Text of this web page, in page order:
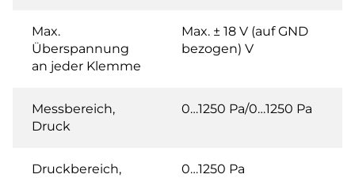
Max.
Überspannung
an jeder Klemme
Max. ± 18 V (auf GND
bezogen) V
Messbereich,
Druck
0…1250 Pa/0…1250 Pa
Druckbereich,
0…1250 Pa